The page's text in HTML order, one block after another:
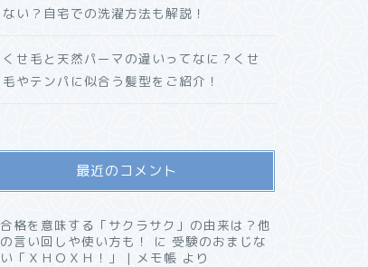
ない？自宅での洗濯方法も解説！
くせ毛と天然パーマの違いってなに？くせ
毛やテンパに似合う髪型をご紹介！
最近のコメント
合格を意味する「サクラサク」の由来は？他
の言い回しや使い方も！
に 受験のおまじな
い「ＸＨＯＸＨ！」 | メモ帳 より